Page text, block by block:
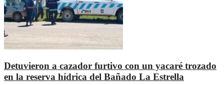
Detuvieron a cazador furtivo con un yacaré trozado
en la reserva hídrica del Bañado La Estrella